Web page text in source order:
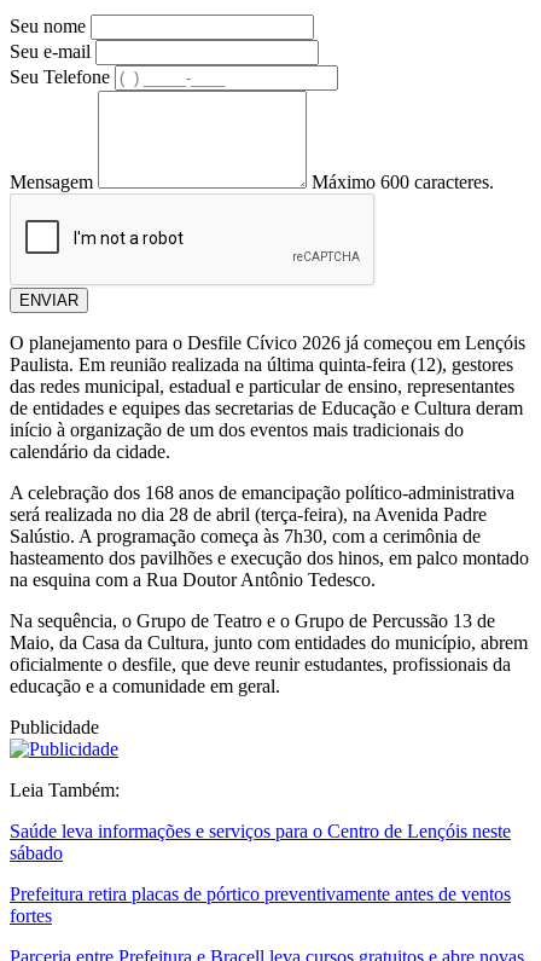
Seu nome
Seu e-mail
Seu Telefone
Mensagem Máximo 600 caracteres.
ENVIAR
O planejamento para o Desfile Cívico 2026 já começou em Lençóis
Paulista. Em reunião realizada na última quinta-feira (12), gestores
das redes municipal, estadual e particular de ensino, representantes
de entidades e equipes das secretarias de Educação e Cultura deram
início à organização de um dos eventos mais tradicionais do
calendário da cidade.
A celebração dos 168 anos de emancipação político-administrativa
será realizada no dia 28 de abril (terça-feira), na Avenida Padre
Salústio. A programação começa às 7h30, com a cerimônia de
hasteamento dos pavilhões e execução dos hinos, em palco montado
na esquina com a Rua Doutor Antônio Tedesco.
Na sequência, o Grupo de Teatro e o Grupo de Percussão 13 de
Maio, da Casa da Cultura, junto com entidades do município, abrem
oficialmente o desfile, que deve reunir estudantes, profissionais da
educação e a comunidade em geral.
Publicidade
Leia Também:
Saúde leva informações e serviços para o Centro de Lençóis neste
sábado
Prefeitura retira placas de pórtico preventivamente antes de ventos
fortes
Parceria entre Prefeitura e Bracell leva cursos gratuitos e abre novas